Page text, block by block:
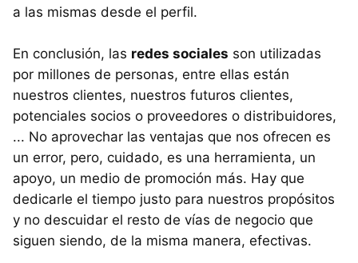
a las mismas desde el perfil.
En conclusión, las redes sociales son utilizadas
por millones de personas, entre ellas están
nuestros clientes, nuestros futuros clientes,
potenciales socios o proveedores o distribuidores,
... No aprovechar las ventajas que nos ofrecen es
un error, pero, cuidado, es una herramienta, un
apoyo, un medio de promoción más. Hay que
dedicarle el tiempo justo para nuestros propósitos
y no descuidar el resto de vías de negocio que
siguen siendo, de la misma manera, efectivas.